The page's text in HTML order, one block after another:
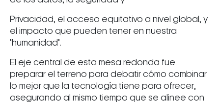
Privacidad, el acceso equitativo a nivel global, y
el impacto que pueden tener en nuestra
"humanidad".
El eje central de esta mesa redonda fue
preparar el terreno para debatir cómo combinar
lo mejor que la tecnología tiene para ofrecer,
asegurando al mismo tiempo que se alinee con